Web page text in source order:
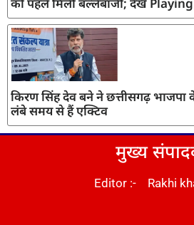
किरण सिंह देव बने ने छत्तीसगढ़
लंबे समय से हैं एक्टिव
मुख्य
Editor :- Rakhi